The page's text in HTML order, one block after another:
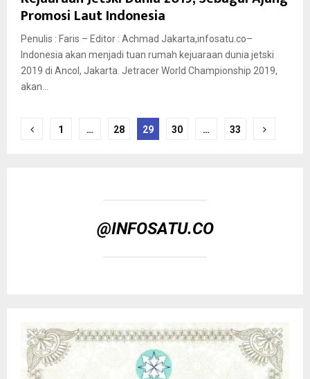
Promosi Laut Indonesia
Penulis : Faris – Editor : Achmad Jakarta,infosatu.co–
Indonesia akan menjadi tuan rumah kejuaraan dunia jetski
2019 di Ancol, Jakarta. Jetracer World Championship 2019,
akan...
Posts
1 … 28 29 30 … 33
@INFOSATU.CO